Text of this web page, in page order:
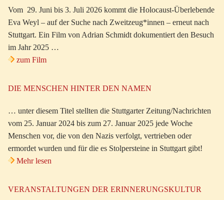
Vom 29. Juni bis 3. Juli 2026 kommt die Holocaust-Überlebende
Eva Weyl – auf der Suche nach Zweitzeug*innen – erneut nach
Stuttgart. Ein Film von Adrian Schmidt dokumentiert den Besuch
im Jahr 2025 …
zum Film
DIE MENSCHEN HINTER DEN NAMEN
… unter diesem Titel stellten die Stuttgarter Zeitung/Nachrichten
vom 25. Januar 2024 bis zum 27. Januar 2025 jede Woche
Menschen vor, die von den Nazis verfolgt, vertrieben oder
ermordet wurden und für die es Stolpersteine in Stuttgart gibt!
Mehr lesen
VERANSTALTUNGEN DER ERINNERUNGSKULTUR